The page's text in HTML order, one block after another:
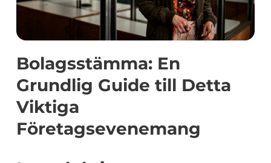
Bolagsstämma: En
Grundlig Guide till Detta
Viktiga
Företagsevenemang